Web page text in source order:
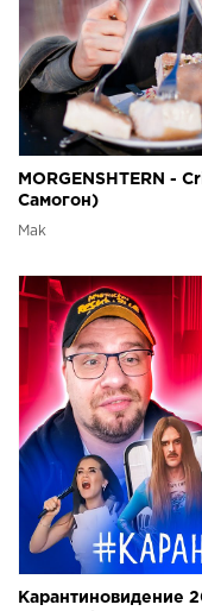
MORGENSHTERN
Самогон)
Mak
Карантиновидение